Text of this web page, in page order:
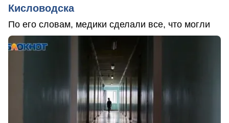
Кисловодска
По его словам, медики сделали все, что могли